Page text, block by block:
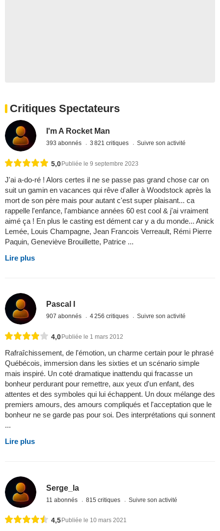
Critiques Spectateurs
I'm A Rocket Man
393 abonnés 3 821 critiques Suivre son activité
5,0Publiée le 9 septembre 2023
J'ai a-do-ré ! Alors certes il ne se passe pas grand chose car on
suit un gamin en vacances qui rêve d'aller à Woodstock après la
mort de son père mais pour autant c'est super plaisant... ca
rappelle l'enfance, l'ambiance années 60 est cool & j'ai vraiment
aimé ça ! En plus le casting est dément car y a du monde... Anick
Lemée, Louis Champagne, Jean Francois Verreault, Rémi Pierre
Paquin, Geneviève Brouillette, Patrice ...
Lire plus
Pascal I
907 abonnés 4 256 critiques Suivre son activité
4,0 Publiée le 1 mars 2012
Rafraîchissement, de l'émotion, un charme certain pour le phrasé
Québécois, immersion dans les sixties et un scénario simple
mais inspiré. Un coté dramatique inattendu qui fracasse un
bonheur perdurant pour remettre, aux yeux d'un enfant, des
attentes et des symboles qui lui échappent. Un doux mélange des
premiers amours, des amours compliqués et l'acceptation que le
bonheur ne se garde pas pour soi. Des interprétations qui sonnent
...
Lire plus
Serge_la
11 abonnés 815 critiques Suivre son activité
4,5 Publiée le 10 mars 2021